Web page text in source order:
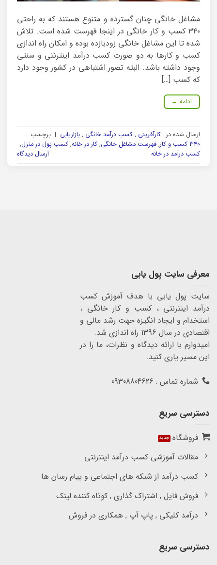
مشاغل خانگی چنان گسترده و متنوع هستند که به راحتی
۳۴۰ کسب و کار خانگی در اینجا فهرست شده است. تلاش
شده تا این مشاغل خانگی زودبازده بوده و امکان راه اندازی
کسب و کارها به دو صورت کسب درآمد اینترنتی و سنتی
وجود داشته باشد. البته تصور اشتباهی در کشور وجود دارد
که کسب […]
ادامه →
ارسال شده در : کارآفرینی , کسب درآمد خانگی , بازاریابی | برچسب:
340 کسب و کار
, فهرست مشاغل خانگی, کار در خانه, کسب پول در منزل,
کسب درآمد در خانه
ارسال دیدگاه
معرفی سایت پول یابی
سایت پول یابی با هدف آموزش کسب
درآمد اینترنتی ، کسب و کار خانگی ،
استخدام و ایجاد انگیزه جهت رشد مالی و
اقتصادی در سال 1396 راه اندازی شد.
امیدوارم با ارائه دیدگاه و نظرات، ما را در
این مسیر یاری کنید.
شماره تماس : 09308804626
دسترسی سریع
فروشگاه
مقالات آموزشی کسب درآمد اینترنتی
کسب درآمد از شبکه های اجتماعی و پیام رسان ها
فروش فایل , اشتراک گذاری , کوتاه کننده لینک
درآمد کلیکی , پاپ آپ , همکاری در فروش
دسترسی سریع